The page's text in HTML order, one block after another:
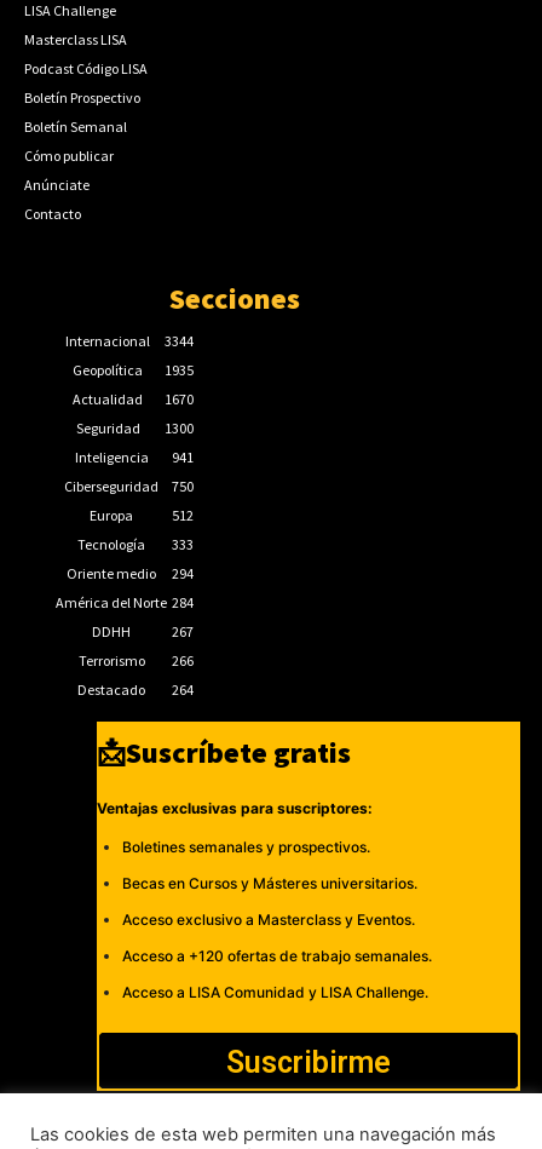
LISA Challenge
Masterclass LISA
Podcast Código LISA
Boletín Prospectivo
Boletín Semanal
Cómo publicar
Anúnciate
Contacto
Secciones
Internacional
3344
Geopolítica
1935
Actualidad
1670
Seguridad
1300
Inteligencia
941
Ciberseguridad
750
Europa
512
Tecnología
333
Oriente medio
294
América del Norte 284
DDHH
267
Terrorismo
266
Destacado
264
📩Suscríbete gratis
Ventajas exclusivas para suscriptores:
Boletines semanales y prospectivos.
Becas en Cursos y Másteres universitarios.
Acceso exclusivo a Masterclass y Eventos.
Acceso a +120 ofertas de trabajo semanales.
Acceso a LISA Comunidad y LISA Challenge.
Suscribirme
Las cookies de esta web permiten una navegación más